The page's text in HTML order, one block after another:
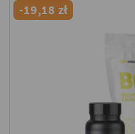
-19,18 zł